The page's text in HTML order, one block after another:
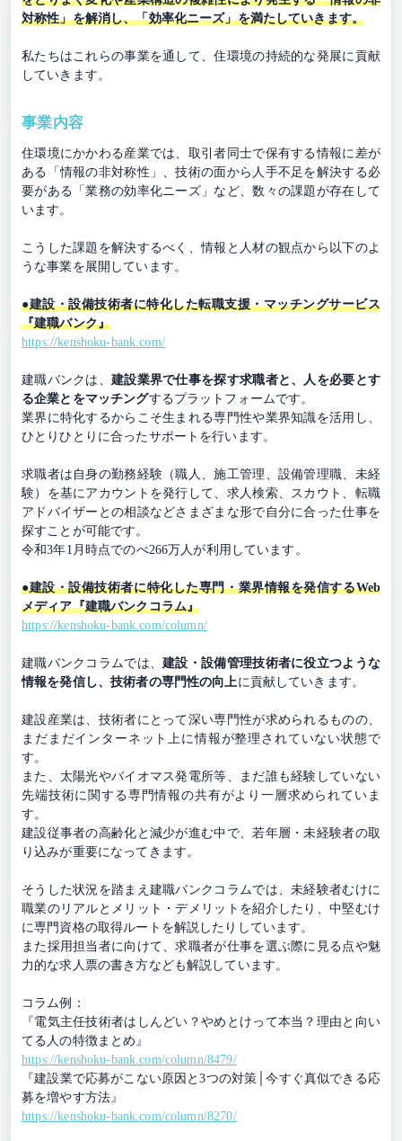
対称性」を解消し、「効率化ニーズ」を満たしていきます。
私たちはこれらの事業を通して、住環境の持続的な発展に貢献
していきます。
事業内容
住環境にかかわる産業では、取引者同士で保有する情報に差が
ある「情報の非対称性」、技術の面から人手不足を解決する必
要がある「業務の効率化ニーズ」など、数々の課題が存在して
います。
こうした課題を解決するべく、情報と人材の観点から以下のよ
うな事業を展開しています。
●建設・設備技術者に特化した転職支援・マッチングサービス
『建職バンク』
https://kenshoku-bank.com/
建職バンクは、建設業界で仕事を探す求職者と、人を必要とす
る企業とをマッチングするプラットフォームです。
業界に特化するからこそ生まれる専門性や業界知識を活用し、
ひとりひとりに合ったサポートを行います。
求職者は自身の勤務経験（職人、施工管理、設備管理職、未経
験）を基にアカウントを発行して、求人検索、スカウト、転職
アドバイザーとの相談などさまざまな形で自分に合った仕事を
探すことが可能です。
令和3年1月時点でのべ266万人が利用しています。
●建設・設備技術者に特化した専門・業界情報を発信するWeb
メディア『建職バンクコラム』
https://kenshoku-bank.com/column/
建職バンクコラムでは、建設・設備管理技術者に役立つような
情報を発信し、技術者の専門性の向上 に貢献していきます。
建設産業は、技術者にとって深い専門性が求められるものの、
まだまだインターネット上に情報が整理されていない状態で
す。
また、太陽光やバイオマス発電所等、まだ誰も経験していない
先端技術に関する専門情報の共有がより一層求められていま
す。
建設従事者の高齢化と減少が進む中で、若年層・未経験者の取
り込みが重要になってきます。
そうした状況を踏まえ建職バンクコラムでは、未経験者むけに
職業のリアルとメリット・デメリットを紹介したり、中堅むけ
に専門資格の取得ルートを解説したりしています。
また採用担当者に向けて、求職者が仕事を選ぶ際に見る点や魅
力的な求人票の書き方なども解説しています。
コラム例：
『電気主任技術者はしんどい？やめとけって本当？理由と向い
てる人の特徴まとめ』
https://kenshoku-bank.com/column/8479/
『建設業で応募がこない原因と3つの対策│今すぐ真似できる応
募を増やす方法』
https://kenshoku-bank.com/column/8270/